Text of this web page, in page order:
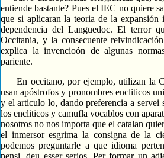
entiende bastante? Pues el IEC no quiere
que si aplicaran la teoria de la expansión
dependencia del Languedoc. El terror
Occitania, y la consecuente
explica la invencioón de algunas
pariente.
En occitano, por ejemplo, utilizan la
usan apóstrofos y pronombres encliticos
y el articulo lo, dando preferencia a servei
los encliticos y camufla vocablos con
nosotros no nos importa que el catalan
el inmersor esgrima la consigna de la
podemos preguntarle a que idioma
pensi, deu esser serios. Per formar un